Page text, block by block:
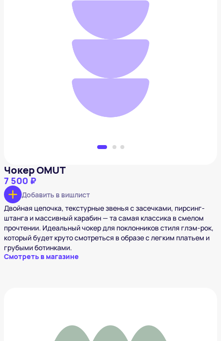
Чокер OMUT
7 500 ₽
Добавить в вишлист
Двойная цепочка, текстурные звенья с засечками, пирсинг-
штанга и массивный карабин — та самая классика в смелом
прочтении. Идеальный чокер для поклонников стиля глэм-рок,
который будет круто смотреться в образе с легким платьем и
грубыми ботинками.
Смотреть в магазине